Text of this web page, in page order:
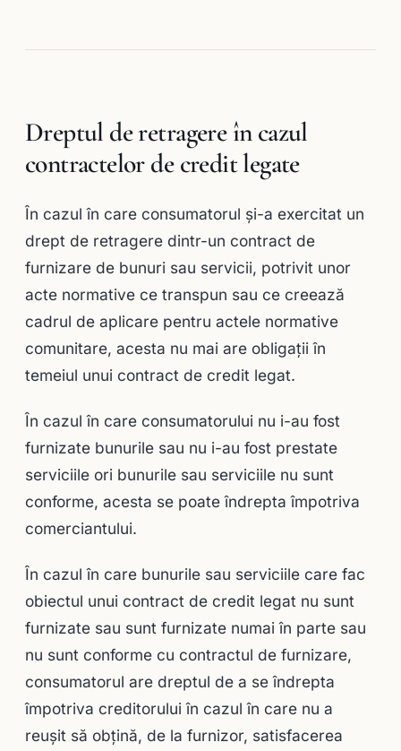
Dreptul de retragere în cazul
contractelor de credit legate
În cazul în care consumatorul şi-a exercitat un
drept de retragere dintr-un contract de
furnizare de bunuri sau servicii, potrivit unor
acte normative ce transpun sau ce creează
cadrul de aplicare pentru actele normative
comunitare, acesta nu mai are obligaţii în
temeiul unui contract de credit legat.
În cazul în care consumatorului nu i-au fost
furnizate bunurile sau nu i-au fost prestate
serviciile ori bunurile sau serviciile nu sunt
conforme, acesta se poate îndrepta împotriva
comerciantului.
În cazul în care bunurile sau serviciile care fac
obiectul unui contract de credit legat nu sunt
furnizate sau sunt furnizate numai în parte sau
nu sunt conforme cu contractul de furnizare,
consumatorul are dreptul de a se îndrepta
împotriva creditorului în cazul în care nu a
reuşit să obţină, de la furnizor, satisfacerea